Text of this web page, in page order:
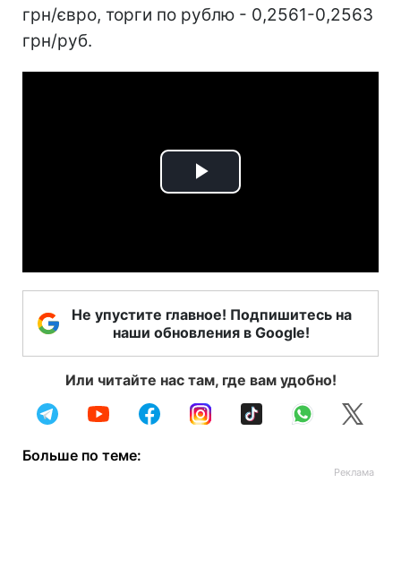
грн/євро, торги по рублю - 0,2561-0,2563
грн/руб.
Play
Не упустите главное! Подпишитесь на
наши обновления в Google!
Или читайте нас там, где вам удобно!
Больше по теме: